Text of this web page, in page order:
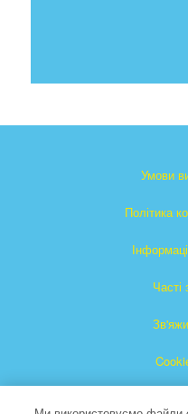
Умови
Політика
Часті